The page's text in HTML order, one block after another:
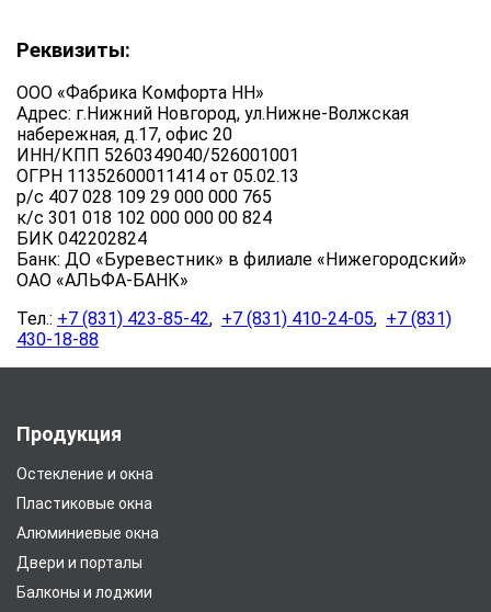
Реквизиты:
ООО «Фабрика Комфорта НН»
Адрес: г.Нижний Новгород, ул.Нижне-Волжская
набережная, д.17, офис 20
ИНН/КПП 5260349040/526001001
ОГРН 11352600011414 от 05.02.13
р/с 407 028 109 29 000 000 765
к/с 301 018 102 000 000 00 824
БИК 042202824
Банк: ДО «Буревестник» в филиале «Нижегородский»
ОАО «АЛЬФА-БАНК»
Тел.: +7 (831) 423-85-42, +7 (831) 410-24-05, +7 (831)
430-18-88
Продукция
Остекление и окна
Пластиковые окна
Алюминиевые окна
Двери и порталы
Балконы и лоджии